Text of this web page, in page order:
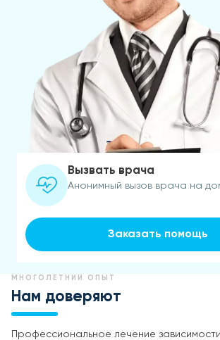
Вызвать врача
Анонимный вызов врача на
Заказать помощь
МНОГОЛЕТНИЙ ОПЫТ
Нам доверяют
Профессиональное лечение